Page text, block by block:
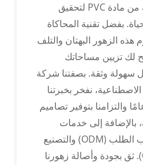
المصنوعة بدقة متناهية من مادة PVC لتحقيق
بفضل تقنية المحاكاة
هذه الزهور البهتان والتلف
لك تزيين مساحاتك
سهولة وثقة. بصفتنا شركة
نفخر بخبرتنا
على مدار 25 عامًا والتزامنا بتوفير تصاميم
بالإضافة إلى خدمات
التصميم والتصنيع حسب الطلب (ODM) والتصنيع
الأصلي للمعدات (OEM). ثق بجودة وأصالة زهورنا
للتخصيص
وشعارات الكرتون
إلى ذلك.